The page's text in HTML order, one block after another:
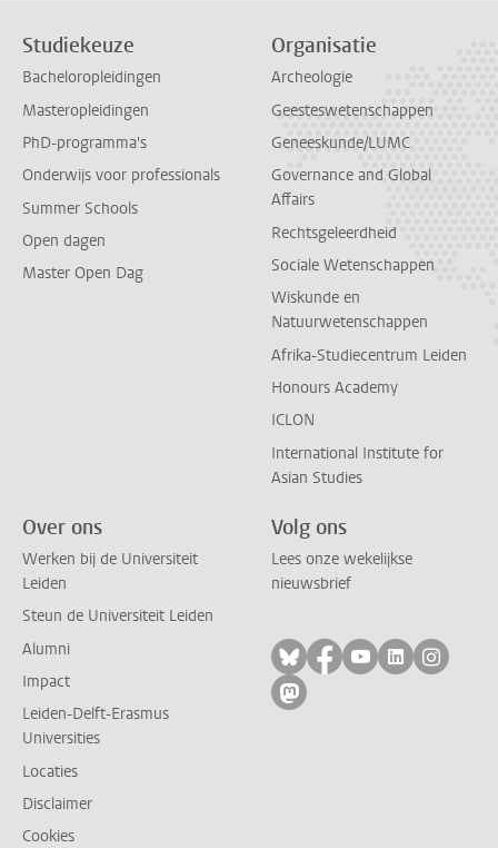
Studiekeuze
Bacheloropleidingen
Masteropleidingen
PhD-programma's
Onderwijs voor professionals
Summer Schools
Open dagen
Master Open Dag
Organisatie
Archeologie
Geesteswetenschappen
Geneeskunde/LUMC
Governance and Global
Affairs
Rechtsgeleerdheid
Sociale Wetenschappen
Wiskunde en
Natuurwetenschappen
Afrika-Studiecentrum Leiden
Honours Academy
ICLON
International Institute for
Asian Studies
Over ons
Werken bij de Universiteit
Leiden
Steun de Universiteit Leiden
Alumni
Impact
Leiden-Delft-Erasmus
Universities
Locaties
Disclaimer
Cookies
Volg ons
Lees onze wekelijkse
nieuwsbrief
Volg ons op bluesky
Volg ons op
Volg ons op
Volg ons
Volg
Volg ons op mastodon